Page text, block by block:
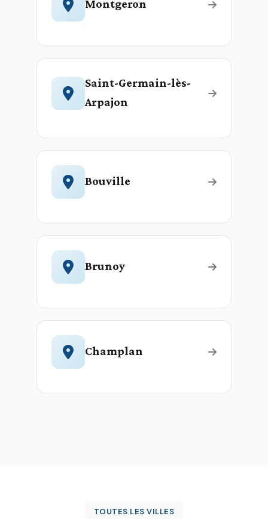
Montgeron
Saint-Germain-lès-
Arpajon
Bouville
Brunoy
Champlan
TOUTES LES VILLES